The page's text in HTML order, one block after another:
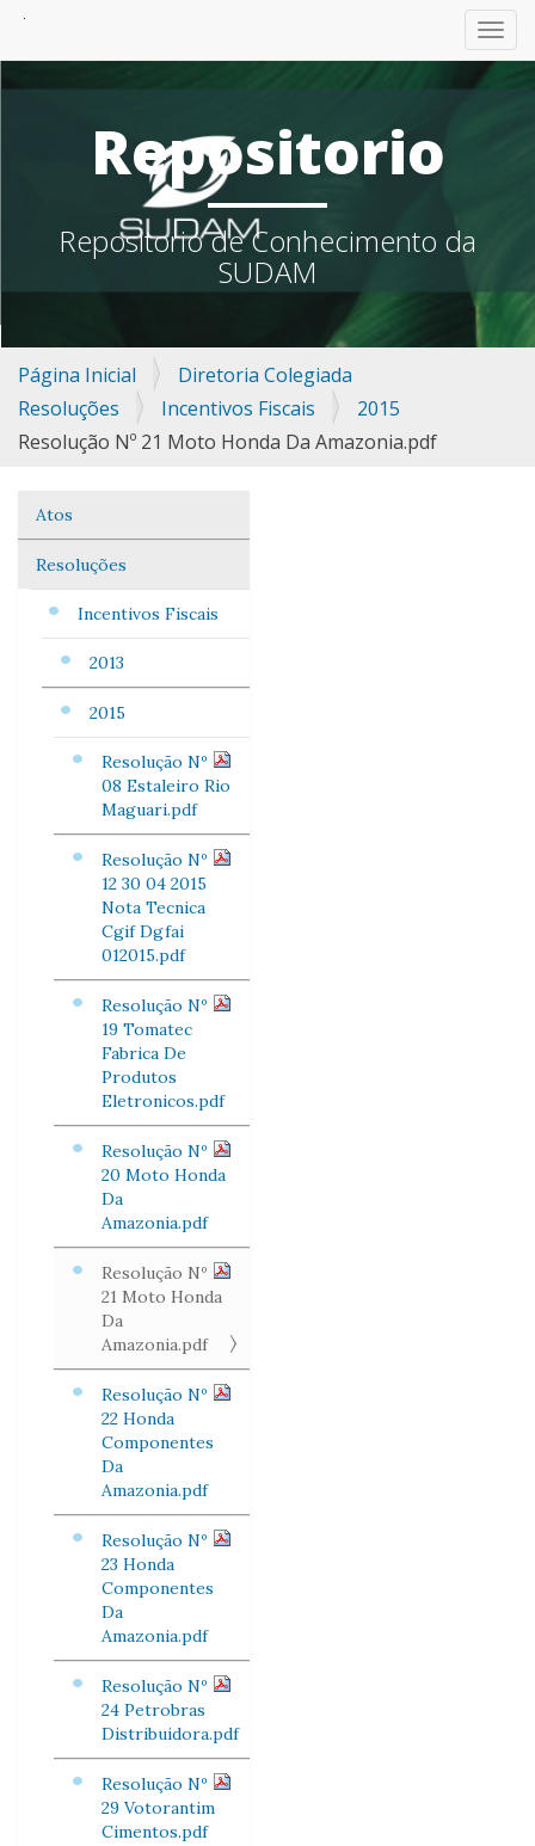
Repositorio
Repositorio de Conhecimento da
SUDAM
Página Inicial
Diretoria Colegiada
Resoluções
Incentivos Fiscais
2015
Resolução Nº 21 Moto Honda Da Amazonia.pdf
Navegação
Atos
Resoluções
Incentivos Fiscais
2013
2015
Resolução Nº
08 Estaleiro Rio
Maguari.pdf
Resolução Nº
12 30 04 2015
Nota Tecnica
Cgif Dgfai
012015.pdf
Resolução Nº
19 Tomatec
Fabrica De
Produtos
Eletronicos.pdf
Resolução Nº
20 Moto Honda
Da
Amazonia.pdf
Resolução Nº
21 Moto Honda
Da
Amazonia.pdf
Resolução Nº
22 Honda
Componentes
Da
Amazonia.pdf
Resolução Nº
23 Honda
Componentes
Da
Amazonia.pdf
Resolução Nº
24 Petrobras
Distribuidora.pdf
Resolução Nº
29 Votorantim
Cimentos.pdf